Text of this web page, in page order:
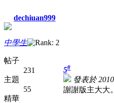
dechiuan999
中學生
帖子
231
主題
55
精華
5#
發表於
謝謝版主大大。